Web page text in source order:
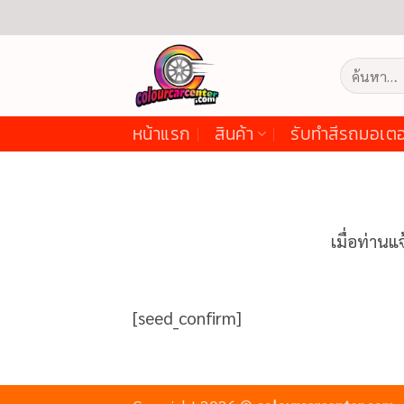
ไป
ค้นหา:
หน้าแรก สินค้า รับทำสีรถมอเต
เมื่อท่านแ
[seed_confirm]